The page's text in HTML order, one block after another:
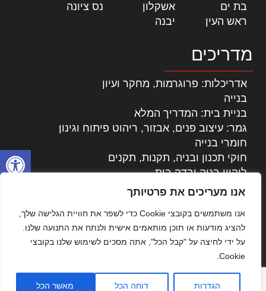
פתח
אנו מעריכים את פרטיותך
אנו משתמשים בקובצי Cookie כדי לשפר את חוויית הגלישה שלך,
להציג מודעות או תוכן מותאמים אישית ולנתח את התנועה שלנו.
על ידי לחיצה על "קבל הכל", אתה מסכים לשימוש שלנו בקובצי
Cookie.
הגדרות דוחה הכל מאשר הכל
בת ים
אשקלון נס ציונה
ראש העין
יבנה
מדריכים
אדריכלות: פרוגרמות, מחקר ועיון
בנייה
בניית בית: המדריך המלא
גמר: עיצוב פנים, אבזור, ריהוט פיתוח וגינון
חומרי בנייה
חוקי תכנון ובניה, תקנות, תקנים
ליקויי בניה ובדק בית
נדל"ן: זכויות, אגרות ועסקאות
עקרונות ניהול אחזקה מתקדמות
צילום אדריכלי
שיווק נדלן
שיטות בניה: מפרטים והמלצות
תוכן שיווקי